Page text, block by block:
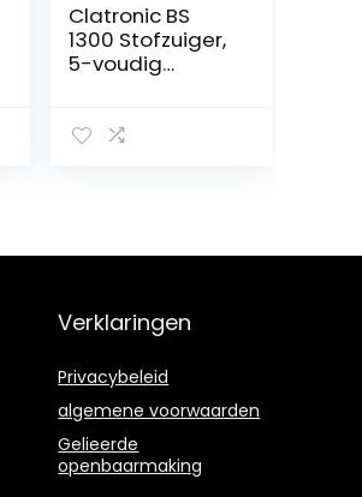
Clatronic BS
1300 Stofzuiger,
5-voudig
roestvrijstalen
draaggreep, wit
Verklaringen
Privacybeleid
algemene voorwaarden
Gelieerde
openbaarmaking